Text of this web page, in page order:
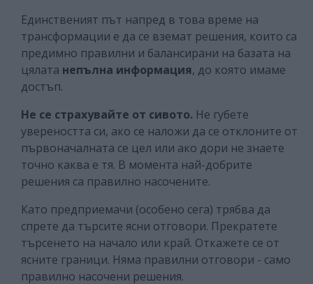
Единственият път напред в това време на
трансформации е да се вземат решения, които са
предимно правилни и балансирани на базата на
цялата непълна информация, до която имаме
достъп.
Не се страхувайте от сивото. Не губете
увереността си, ако се наложи да се отклоните от
първоначалната се цел или ако дори не знаете
точно каква е тя. В момента най-добрите
решения са правилно насочените.
Като предприемачи (особено сега) трябва да
спрете да търсите ясни отговори. Прекратете
търсенето на начало или край. Откажете се от
ясните граници. Няма правилни отговори - само
правилно насочени решения.